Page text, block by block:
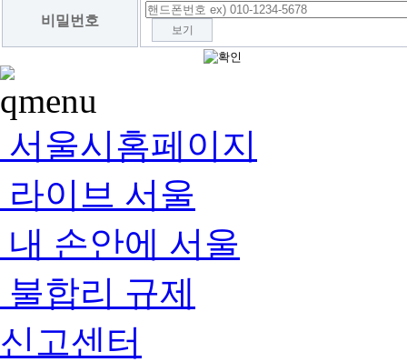
비밀번호
보기
서울시홈페이지
라이브 서울
내 손안에 서울
불합리 규제
신고센터